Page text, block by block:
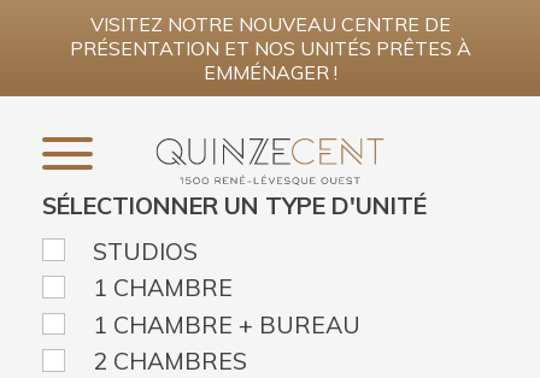
VISITEZ NOTRE NOUVEAU CENTRE DE
PRÉSENTATION ET NOS UNITÉS PRÊTES À
EMMÉNAGER !
INSCRIVEZ-VOUS MAINTENANT
PROMOTIONS
PROJET
SÉLECTIONNER UN TYPE D'UNITÉ
STUDIOS
1 CHAMBRE
1 CHAMBRE + BUREAU
2 CHAMBRES